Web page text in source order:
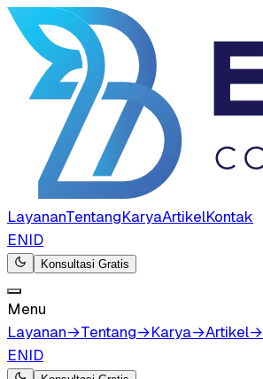
LayananTentangKaryaArtikelKontak
ENID
Konsultasi Gratis
Menu
Layanan→Tentang→Karya→Artikel→
ENID